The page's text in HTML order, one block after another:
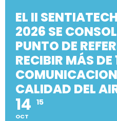
EL II
2026 SE
PUNTO DE
RECIBIR MÁS DE
CALIDAD DEL
14
OCT
15